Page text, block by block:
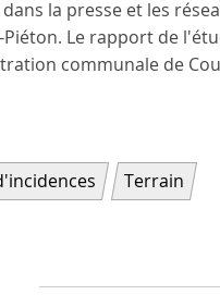
la presse et les
Piéton. Le rapport de
communale de
Terrain